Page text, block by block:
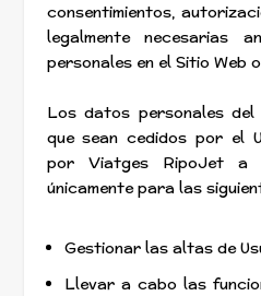
consentimientos,
legalmente necesarias
personales en el Sitio Web
Los datos personales
que sean cedidos por el
por Viatges RipoJet a
únicamente para las
Gestionar las altas de
Llevar a cabo las